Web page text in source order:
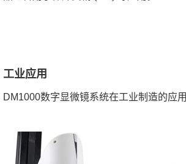
工业应用
DM1000数字显微镜系统在工业制造的应用